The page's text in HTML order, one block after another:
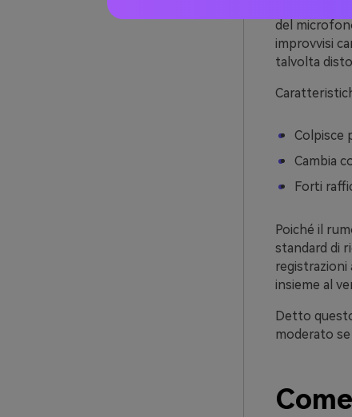
del
improvvisi
talvolta
Colpisce
Cambia
Forti
Poiché il
standard di
registrazioni
insieme al
Detto
moderato